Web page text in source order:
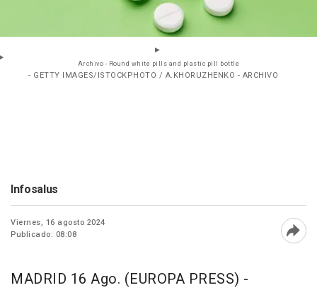
Archivo - Round white pills and plastic pill bottle
- GETTY IMAGES/ISTOCKPHOTO / A.KHORUZHENKO - ARCHIVO
Infosalus
Viernes, 16 agosto 2024
Publicado: 08:08
MADRID 16 Ago. (EUROPA PRESS) -